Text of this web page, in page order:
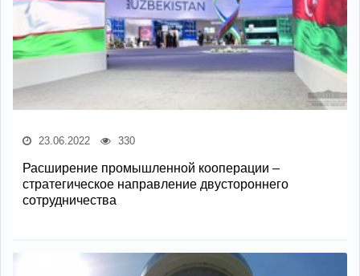
23.06.2022 330
Расширение промышленной кооперации –
стратегическое направление двустороннего
сотрудничества